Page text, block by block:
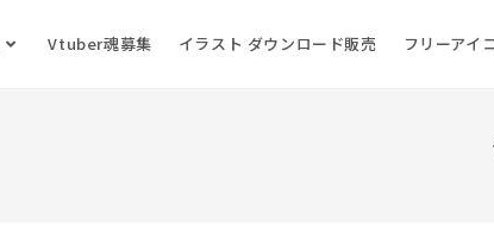
Vtuber魂募集 イラスト ダウンロード販売 フリーアイ